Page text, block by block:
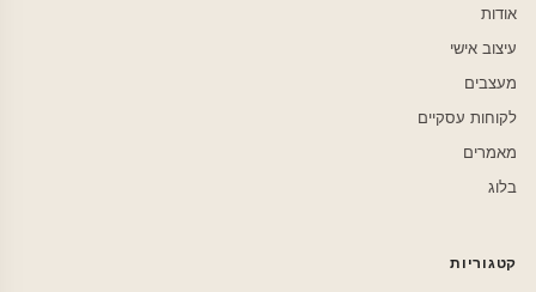
אודות
עיצוב אישי
מעצבים
לקוחות עסקיים
מאמרים
בלוג
קטגוריות